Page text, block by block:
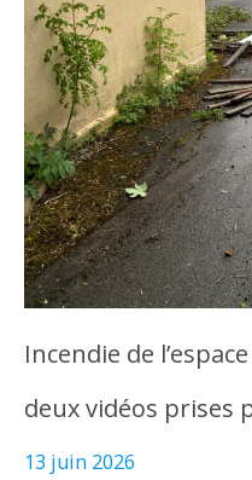
Incendie de
deux vidéos prises
13 juin 2026